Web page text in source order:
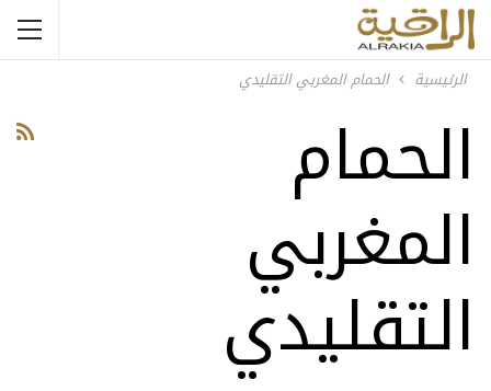
الرئيسية الحمام المغربي التقليدي
الحمام
المغربي
التقليدي